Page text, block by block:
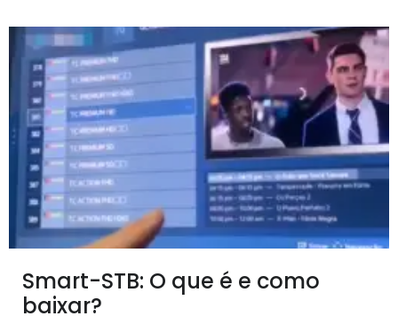
Smart-STB: O que é e como
baixar?